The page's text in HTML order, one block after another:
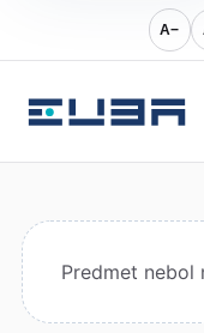
A−
Predmet nebol